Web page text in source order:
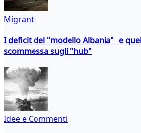
Migranti
I deficit del "modello Albania" e
scommessa sugli "hub"
Idee e Commenti